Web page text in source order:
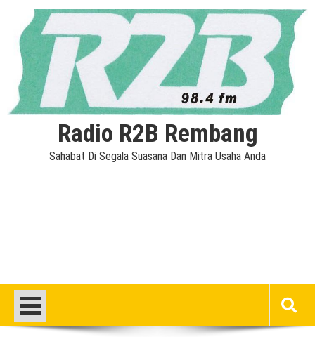
Radio R2B Rembang
Sahabat Di Segala Suasana Dan Mitra Usaha Anda